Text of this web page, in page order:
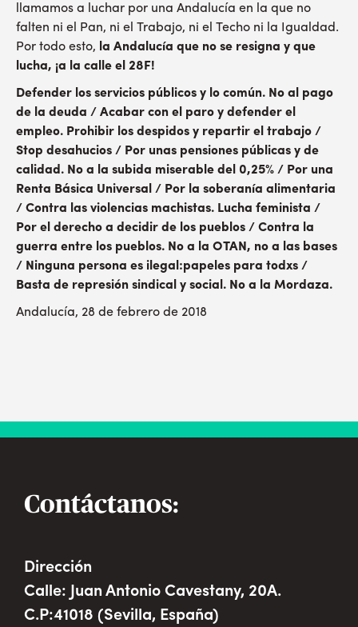
llamamos a luchar por una Andalucía en la que no
falten ni el Pan, ni el Trabajo, ni el Techo ni la Igualdad.
Por todo esto, la Andalucía que no se resigna y que
lucha, ¡a la calle el 28F!
Defender los servicios públicos y lo común. No al pago
de la deuda / Acabar con el paro y defender el
empleo. Prohibir los despidos y repartir el trabajo /
Stop desahucios / Por unas pensiones públicas y de
calidad. No a la subida miserable del 0,25% / Por una
Renta Básica Universal / Por la soberanía alimentaria
/ Contra las violencias machistas. Lucha feminista /
Por el derecho a decidir de los pueblos / Contra la
guerra entre los pueblos. No a la OTAN, no a las bases
/ Ninguna persona es ilegal:papeles para todxs /
Basta de represión sindical y social. No a la Mordaza.
Andalucía, 28 de febrero de 2018
Contáctanos:
Dirección
Calle: Juan Antonio Cavestany, 20A.
C.P:41018 (Sevilla, España)